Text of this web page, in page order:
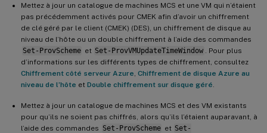
Mettez à jour un catalogue de machines MCS et une VM qui n’étaient
pas précédemment activés pour CMEK afin d’avoir un chiffrement
de clé géré par le client (CMEK) (DES), un chiffrement de disque au
niveau de l’hôte ou un double chiffrement à l’aide des commandes
Set-ProvScheme et Set-ProvVMUpdateTimeWindow
. Pour plus
d’informations sur les différents types de chiffrement, consultez
Chiffrement côté serveur Azure Chiffrement de disque Azure au
niveau de l’hôte et Double chiffrement sur disque géré
Mettez à jour un catalogue de machines MCS et des VM existants
pour qu’ils ne soient pas chiffrés, alors qu’ils l’étaient auparavant, à
l’aide des commandes Set-ProvScheme et Set-